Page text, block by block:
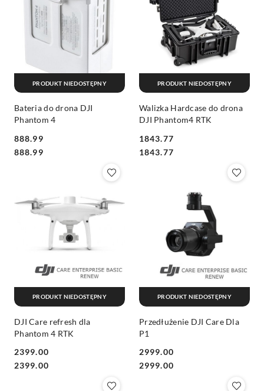
Bateria do drona DJI
Phantom 4
Cena:
888.99
Cena:
888.99
PRODUKT NIEDOSTĘPNY
Walizka Hardcase do drona
DJI Phantom4 RTK
Cena:
1843.77
Cena:
1843.77
PRODUKT NIEDOSTĘPNY
DJI Care refresh dla
Phantom 4 RTK
Cena:
2399.00
Cena:
2399.00
PRODUKT NIEDOSTĘPNY
Przedłużenie DJI Care Dla
P1
Cena:
2999.00
Cena:
2999.00
PRODUKT NIEDOSTĘPNY